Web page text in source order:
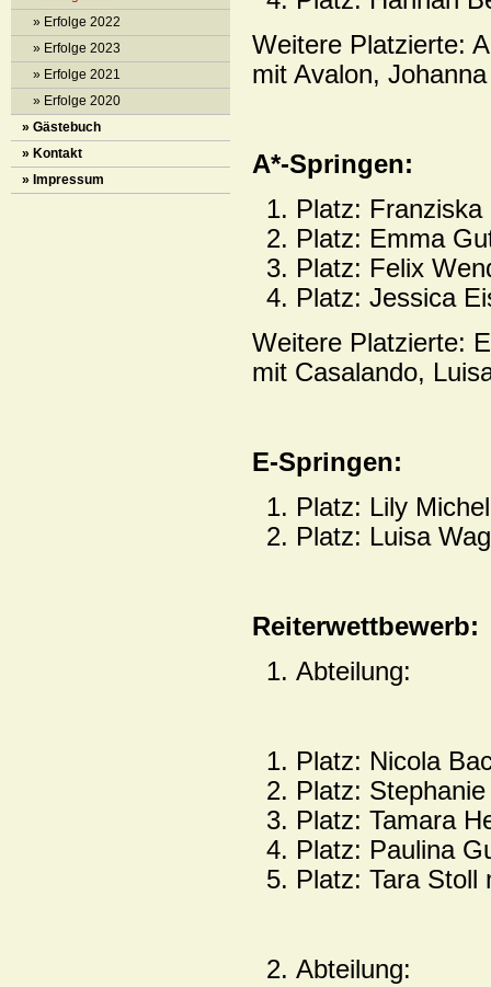
» Erfolge 2022
» Erfolge 2023
» Erfolge 2021
» Erfolge 2020
» Gästebuch
» Kontakt
» Impressum
Weitere Platzierte:
mit Avalon,
A*-Springen:
Platz:
Platz: Emma
Platz: Felix
Platz: Jessica
Weitere Platzierte:
mit Casalando,
E-Springen:
Platz: Lily
Platz: Luisa
Reiterwettbewerb:
Abteilung:
Platz: Nicola
Platz:
Platz: Tamara
Platz: Paulina
Platz: Tara Stoll
Abteilung: